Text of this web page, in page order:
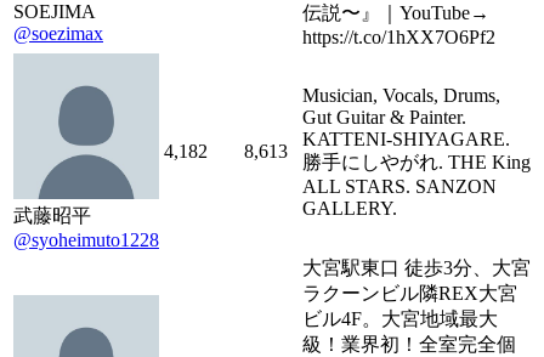
SOEJIMA
@soezimax
伝説〜』｜YouTube→
https://t.co/1hXX7O6Pf2
武藤昭平
@syoheimuto1228
4,182 8,613
Musician, Vocals, Drums,
Gut Guitar & Painter.
KATTENI-SHIYAGARE.
勝手にしやがれ. THE King
ALL STARS. SANZON
GALLERY.
大宮駅東口 徒歩3分、大宮
ラクーンビル隣REX大宮
ビル4F。大宮地域最大
級！業界初！全室完全個